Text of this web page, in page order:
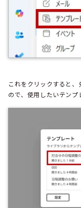
これをクリックすると
ので、使用したいテンプ